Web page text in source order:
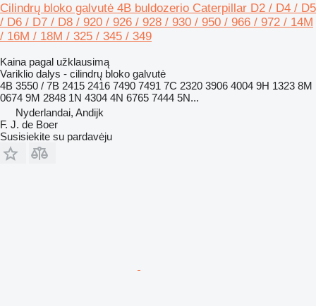
Cilindrų bloko galvutė 4B buldozerio Caterpillar D2 / D4 / D5
/ D6 / D7 / D8 / 920 / 926 / 928 / 930 / 950 / 966 / 972 / 14M
/ 16M / 18M / 325 / 345 / 349
Kaina pagal užklausimą
Variklio dalys - cilindrų bloko galvutė
4B 3550 / 7B 2415 2416 7490 7491 7C 2320 3906 4004 9H 1323 8M
0674 9M 2848 1N 4304 4N 6765 7444 5N...
Nyderlandai, Andijk
F. J. de Boer
Susisiekite su pardavėju